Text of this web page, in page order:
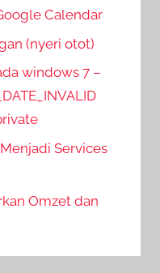
Calendar
(nyeri otot)
windows 7 –
Services
Omzet dan